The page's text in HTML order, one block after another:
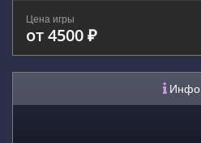
Цена игры
от 4500 ₽
Инфо